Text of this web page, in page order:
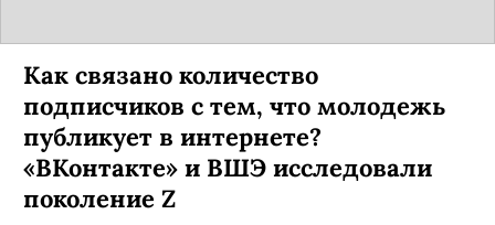
Как связано количество
подписчиков с тем, что молодежь
публикует в интернете?
«ВКонтакте» и ВШЭ исследовали
поколение Z